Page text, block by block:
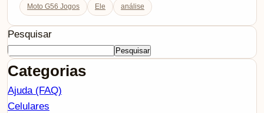
Moto G56 Jogos Ele análise
Pesquisar
Pesquisar
Categorias
Ajuda (FAQ)
Celulares